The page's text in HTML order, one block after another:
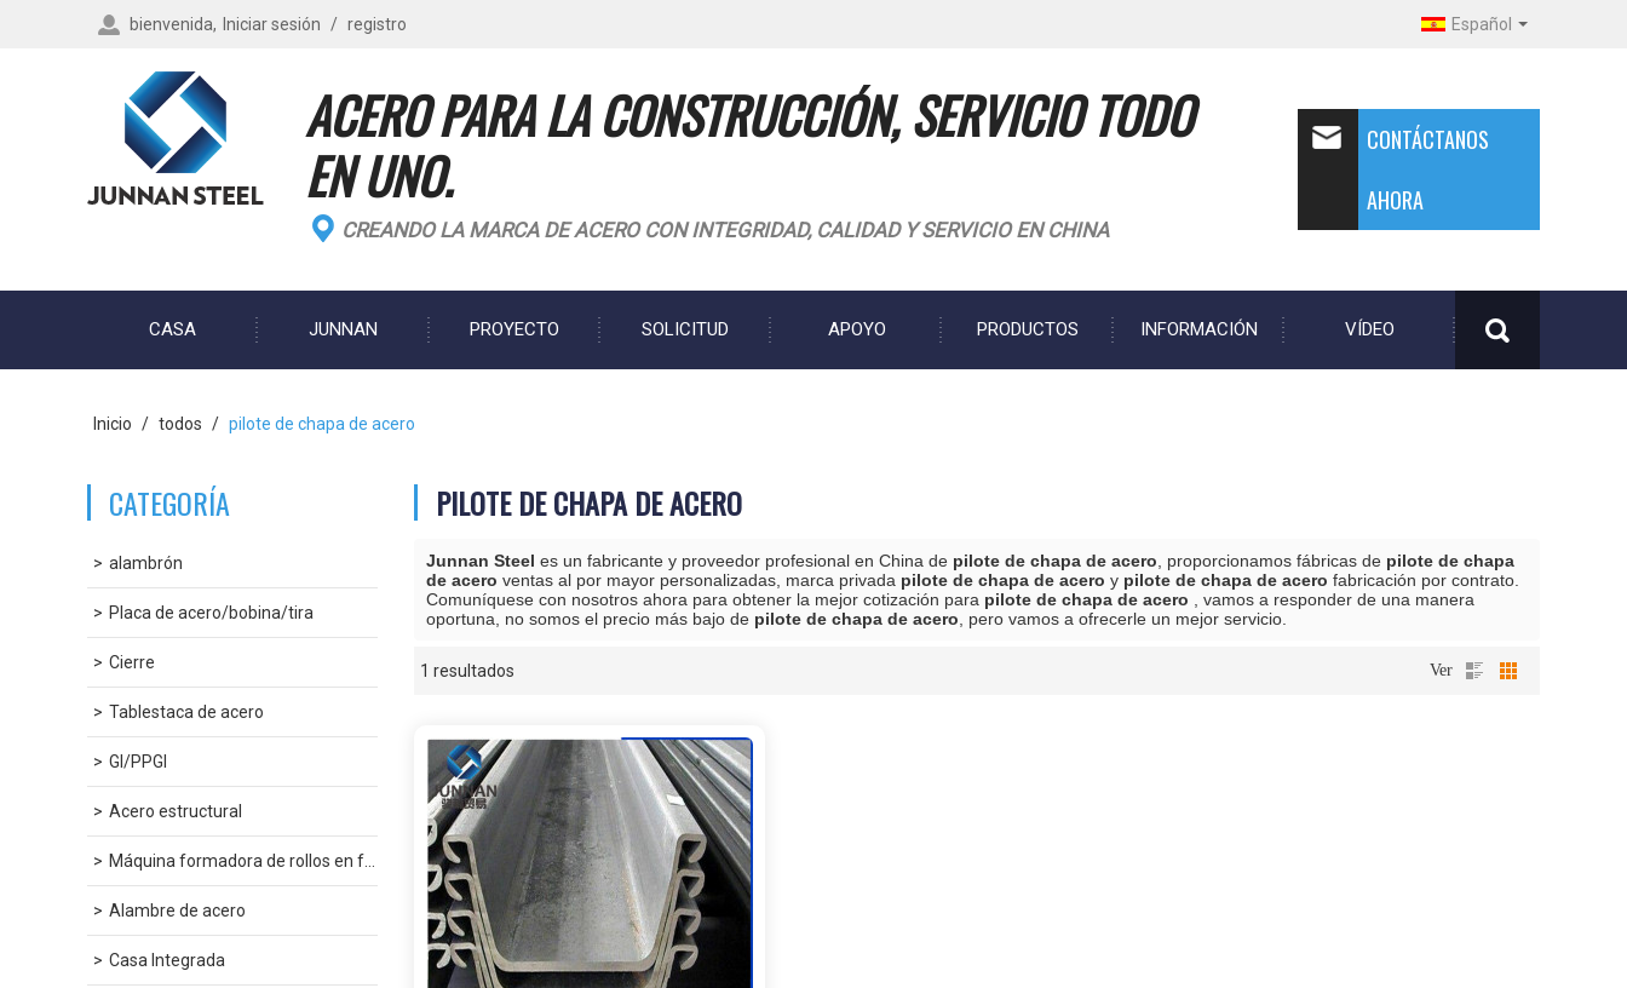
bienvenida, Iniciar sesión / registro Español
ACERO PARA LA CONSTRUCCIÓN, SERVICIO TODO
EN UNO.
CREANDO LA MARCA DE ACERO CON INTEGRIDAD, CALIDAD Y SERVICIO EN CHINA
CONTÁCTANOS
AHORA
CASA JUNNAN PROYECTO SOLICITUD APOYO PRODUCTOS INFORMACIÓN VÍDEO
Inicio / todos / pilote de chapa de acero
CATEGORÍA
alambrón
Placa de acero/bobina/tira
Cierre
Tablestaca de acero
GI/PPGI
Acero estructural
Máquina formadora de rollos en frío
Alambre de acero
Casa Integrada
PILOTE DE CHAPA DE ACERO
Junnan Steel es un fabricante y proveedor profesional en China de pilote de chapa de acero , proporcionamos fábricas de pilote de chapa
de acero ventas al por mayor personalizadas, marca privada pilote de chapa de acero y pilote de chapa de acero fabricación por contrato.
Comuníquese con nosotros ahora para obtener la mejor cotización para pilote de chapa de acero , vamos a responder de una manera
oportuna, no somos el precio más bajo de pilote de chapa de acero , pero vamos a ofrecerle un mejor servicio.
1 resultados Ver